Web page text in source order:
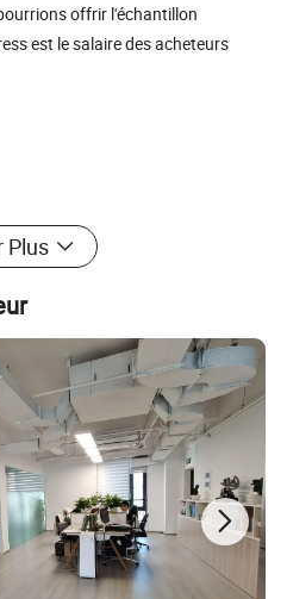
offrir l'échantillon
est le salaire des acheteurs
Plus